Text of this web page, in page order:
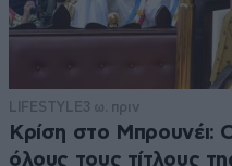
LIFESTYLE3 ω. πριν
Κρίση στο Μπρουνέι:
όλους τους τίτλους